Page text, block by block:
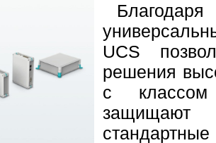
UCS
решения
с